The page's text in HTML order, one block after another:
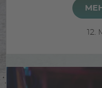
12.